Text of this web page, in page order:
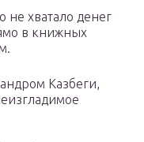
не хватало денег
в книжных
Казбеги,